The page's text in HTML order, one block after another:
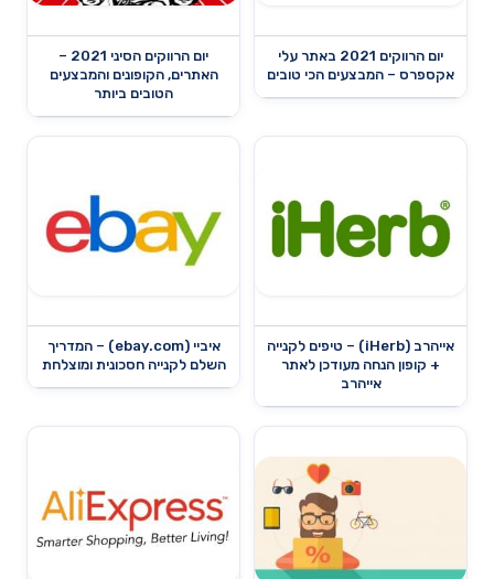
יום הרווקים 2021 באתר עלי
אקספרס – המבצעים הכי טובים
יום הרווקים הסיני 2021 –
האתרים, הקופונים והמבצעים
הטובים ביותר
אייהרב (iHerb) – טיפים לקנייה
+ קופון הנחה מעודכן לאתר
אייהרב
איביי (ebay.com) – המדריך
השלם לקנייה חסכונית ומוצלחת